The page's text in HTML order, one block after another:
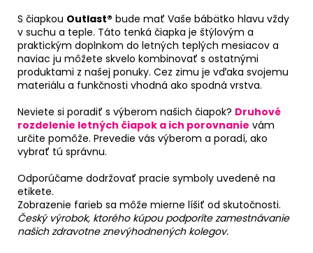
S čiapkou Outlast® bude mať Vaše bábätko hlavu vždy
v suchu a teple. Táto tenká čiapka je štýlovým a
praktickým doplnkom do letných teplých mesiacov a
naviac ju môžete skvelo kombinovať s ostatnými
produktami z našej ponuky. Cez zimu je vďaka svojemu
materiálu a funkčnosti vhodná ako spodná vrstva.
Neviete si poradiť s výberom našich čiapok? Druhové
rozdelenie letných čiapok a ich porovnanie vám
určite pomôže. Prevedie vás výberom a poradí, ako
vybrať tú správnu.
Odporúčame dodržovať pracie symboly uvedené na
etikete.
Zobrazenie farieb sa môže mierne líšiť od skutočnosti.
Český výrobok, ktorého kúpou podporíte zamestnávanie
našich zdravotne znevýhodnených kolegov.